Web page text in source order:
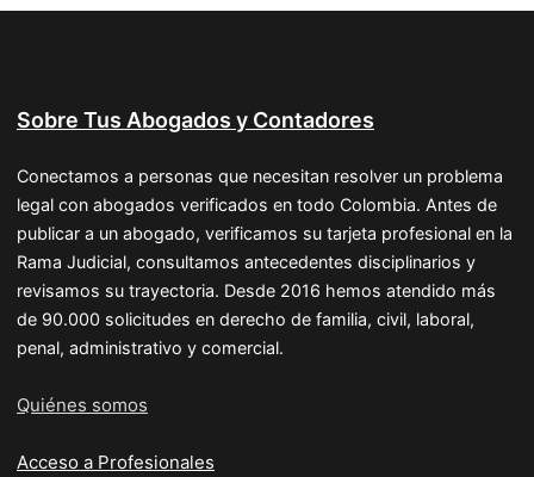
Sobre Tus Abogados y Contadores
Conectamos a personas que necesitan resolver un problema
legal con abogados verificados en todo Colombia. Antes de
publicar a un abogado, verificamos su tarjeta profesional en la
Rama Judicial, consultamos antecedentes disciplinarios y
revisamos su trayectoria. Desde 2016 hemos atendido más
de 90.000 solicitudes en derecho de familia, civil, laboral,
penal, administrativo y comercial.
Quiénes somos
Acceso a Profesionales